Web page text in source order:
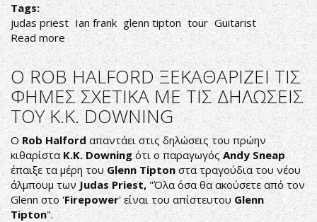
Tags:
judas priest Ian frank glenn tipton tour Guitarist
Read moreabout
IAN
HILL
ΤΩΝ
JUDAS
PRIEST
ΜΙΛΑΕΙ
ΓΙΑ
ΤΟΝ
ΝΕΟ
ΚΙΘΑΡΙΣΤΑ
O ROB HALFORD ΞΕΚΑΘΑΡΙΖΕΙ ΤΙΣ
ΦΗΜΕΣ ΣΧΕΤΙΚΑ ΜΕ ΤΙΣ ΔΗΛΩΣΕΙΣ
ΤΟΥ K.K. DOWNING
ΟRob Halford απαντάει στις δηλώσεις του πρώην
κιθαρίστα K.K. Downingότι ο παραγωγόςAndy Sneap
έπαιξε τα μέρη του Glenn Tipton στα τραγούδια του νέου
άλμπουμ των Judas Priest, "Όλα όσα θα ακούσετε από τον
Glenn στο 'Firepower' είναι του απίστευτου Glenn
Tipton".